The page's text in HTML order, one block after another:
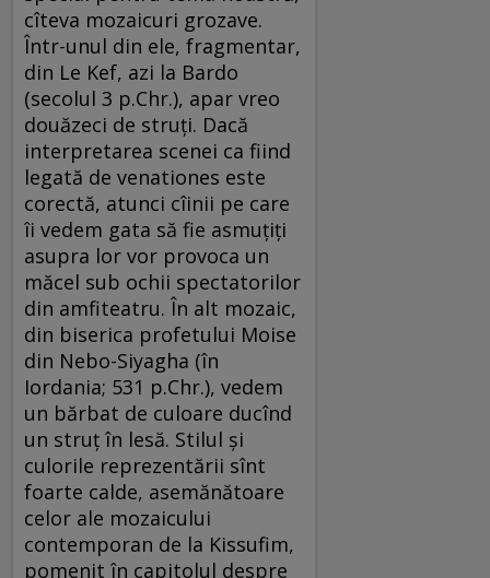
cîteva mozaicuri grozave.
Într-unul din ele, fragmentar,
din Le Kef, azi la Bardo
(secolul 3 p.Chr.), apar vreo
douăzeci de struți. Dacă
interpretarea scenei ca fiind
legată de venationes este
corectă, atunci cîinii pe care
îi vedem gata să fie asmuțiți
asupra lor vor provoca un
măcel sub ochii spectatorilor
din amfiteatru. În alt mozaic,
din biserica profetului Moise
din Nebo-Siyagha (în
Iordania; 531 p.Chr.), vedem
un bărbat de culoare ducînd
un struț în lesă. Stilul și
culorile reprezentării sînt
foarte calde, asemănătoare
celor ale mozaicului
contemporan de la Kissufim,
pomenit în capitolul despre